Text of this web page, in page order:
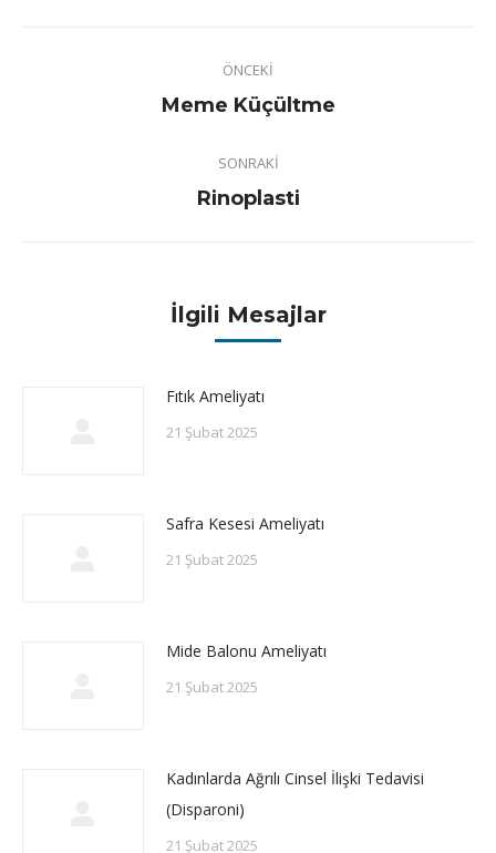
ÖNCEKI
Previous
Meme Küçültme
SONRAKI
Next
Rinoplasti
İlgili Mesajlar
Fıtık Ameliyatı
21 Şubat 2025
Safra Kesesi Ameliyatı
21 Şubat 2025
Mide Balonu Ameliyatı
21 Şubat 2025
Kadınlarda Ağrılı Cinsel İlişki Tedavisi
(Disparoni)
21 Şubat 2025